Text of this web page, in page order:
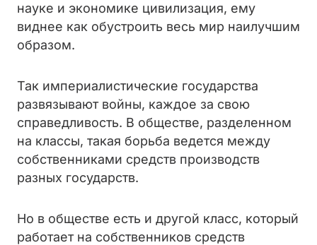
науке и экономике цивилизация, ему
виднее как обустроить весь мир наилучшим
образом.
Так империалистические государства
развязывают войны, каждое за свою
справедливость. В обществе, разделенном
на классы, такая борьба ведется между
собственниками средств производств
разных государств.
Но в обществе есть и другой класс, который
работает на собственников средств